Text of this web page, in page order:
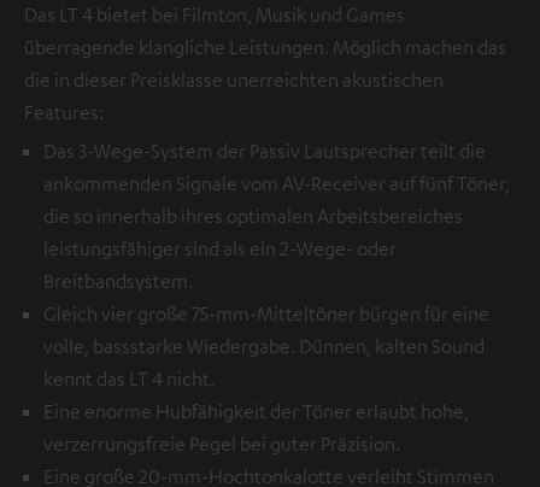
Das LT 4 bietet bei Filmton, Musik und Games
überragende klangliche Leistungen. Möglich machen das
die in dieser Preisklasse unerreichten akustischen
Features:
Das 3-Wege-System der Passiv Lautsprecher teilt die
ankommenden Signale vom AV-Receiver auf fünf Töner,
die so innerhalb ihres optimalen Arbeitsbereiches
leistungsfähiger sind als ein 2-Wege- oder
Breitbandsystem.
Gleich vier große 75-mm-Mitteltöner bürgen für eine
volle, bassstarke Wiedergabe. Dünnen, kalten Sound
kennt das LT 4 nicht.
Eine enorme Hubfähigkeit der Töner erlaubt hohe,
verzerrungsfreie Pegel bei guter Präzision.
Eine große 20-mm-Hochtonkalotte verleiht Stimmen